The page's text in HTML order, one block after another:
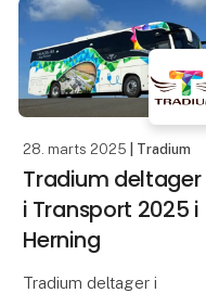
gør det svært at komme
i gang. TRASOLU
lancerer nu en fleksibel
betalingsmodel, der gør
klimave
28. marts 2025 | Tradium
Tradium deltager
i Transport 2025 i
Herning
Tradium deltager i